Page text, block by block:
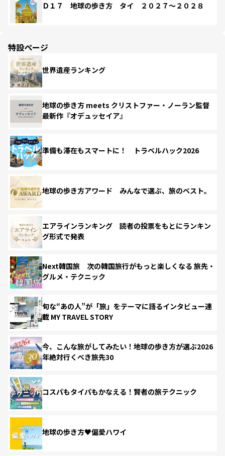
Ｄ１７ 地球の歩き方 タイ ２０２７～２０２８
特設ページ
世界遺産ランキング
地球の歩き方 meets クリストファー・ノーラン監督
最新作『オデュッセイア』
準備も滞在もスマートに！ トラベルハック2026
地球の歩き方アワード みんなで選ぶ、旅のベスト。
エアラインランキング 読者の投票をもとにランキン
グ形式で発表
Next韓国旅 次の韓国旅行がもっと楽しくなる 旅先・
グルメ・テクニック
旬な“あの人”が「旅」をテーマに語るインタビュー連
載 MY TRAVEL STORY
今、こんな旅がしてみたい！地球の歩き方が選ぶ2026
年絶対行くべき旅先30
コスパもタイパもかなえる！賢者の旅テクニック
地球の歩き方♥偏愛ハワイ